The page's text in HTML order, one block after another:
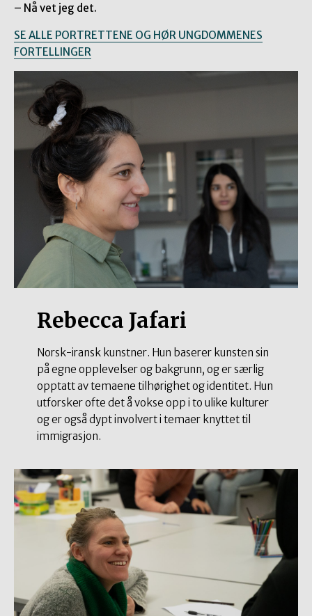
– Nå vet jeg det.
SE ALLE PORTRETTENE OG HØR UNGDOMMENES
FORTELLINGER
Rebecca Jafari
Norsk-iransk kunstner. Hun baserer kunsten sin
på egne opplevelser og bakgrunn, og er særlig
opptatt av temaene tilhørighet og identitet. Hun
utforsker ofte det å vokse opp i to ulike kulturer
og er også dypt involvert i temaer knyttet til
immigrasjon.